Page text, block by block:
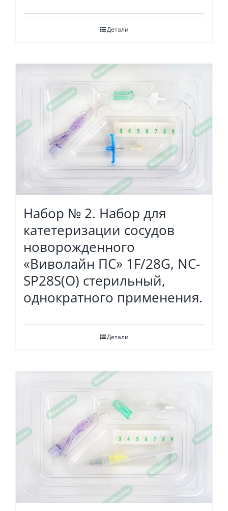
Детали
Набор № 2. Набор для
катетеризации сосудов
новорожденного
«Виволайн ПС» 1F/28G, NC-
SP28S(O) стерильный,
однократного применения.
Детали